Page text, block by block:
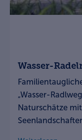
Wasser-
„Wasser-
Naturschätze